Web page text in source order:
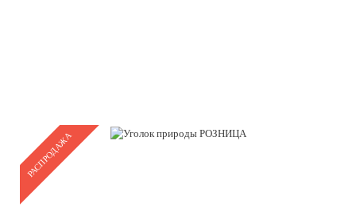
РАСПРОДАЖА